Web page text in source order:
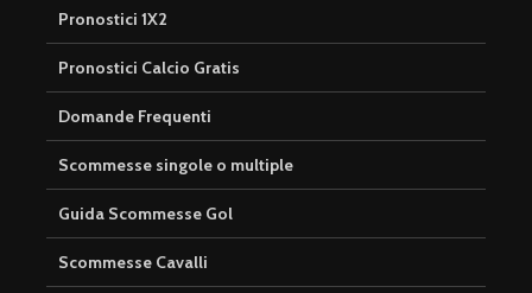
Pronostici 1X2
Pronostici Calcio Gratis
Domande Frequenti
Scommesse singole o multiple
Guida Scommesse Gol
Scommesse Cavalli